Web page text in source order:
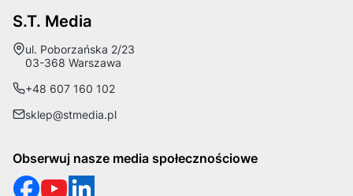
S.T. Media
Adres:
ul. Poborzańska 2/23
03-368 Warszawa
+48 607 160 102
sklep@stmedia.pl
Obserwuj nasze media społecznościowe